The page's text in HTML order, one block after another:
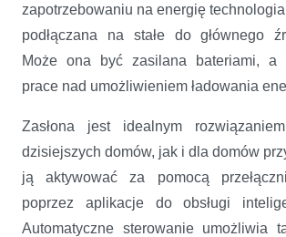
zapotrzebowaniu na energię
podłączana na stałe do głównego
Może ona być zasilana bateriami, a
prace nad umożliwieniem ładowania
Zasłona jest idealnym
dzisiejszych domów, jak i dla domów
ją aktywować za pomocą
poprzez aplikacje do obsługi
Automatyczne sterowanie umożliwia